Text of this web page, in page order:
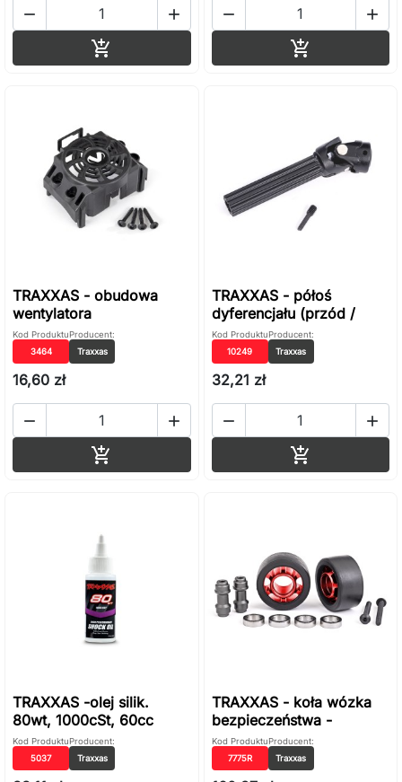
 

 

TRAXXAS - obudowa
wentylatora
Kod Produktu
3464
Producent:
Traxxas
16,60 zł
 

TRAXXAS - półoś
dyferencjału (przód /
Kod Produktu
10249
Producent:
Traxxas
32,21 zł
 

TRAXXAS -olej silik.
80wt, 1000cSt, 60cc
Kod Produktu
5037
Producent:
Traxxas
TRAXXAS - koła wózka
bezpieczeństwa -
Kod Produktu
7775R
Producent:
Traxxas